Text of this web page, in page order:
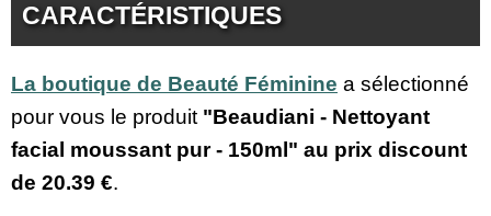
CARACTÉRISTIQUES
La boutique de Beauté Féminine a sélectionné
pour vous le produit "Beaudiani - Nettoyant
facial moussant pur - 150ml" au prix discount
de 20.39 €.